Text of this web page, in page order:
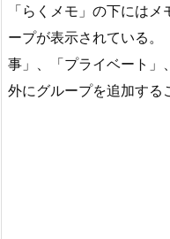
「らくメモ」の下には
ープが表示されている。
事」、「プライベート」
外にグループを追加する